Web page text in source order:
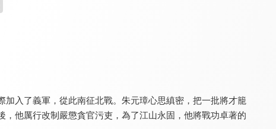
入了義軍，從此南征北戰。朱元璋心思縝密，把一批將才籠
他厲行改制嚴懲貪官污吏，為了江山永固，他將戰功卓著的